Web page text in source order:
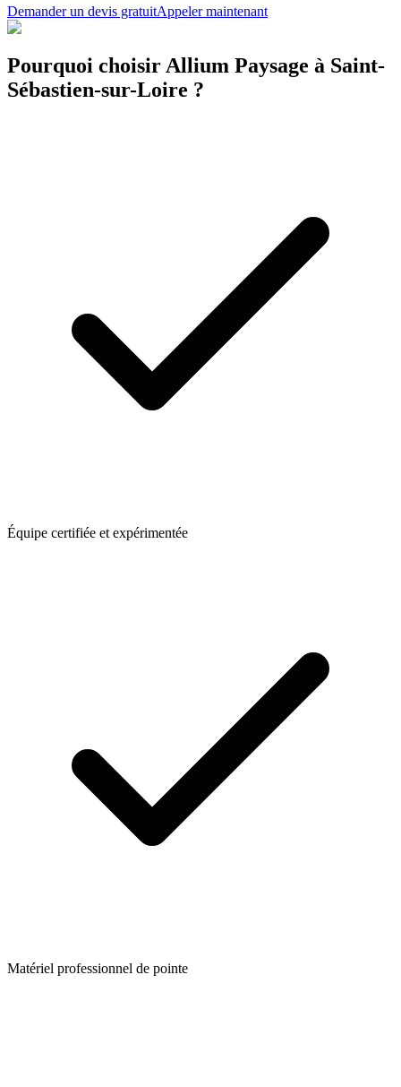
Demander un devis gratuitAppeler maintenant
Pourquoi choisir Allium Paysage à Saint-
Sébastien-sur-Loire ?
Équipe certifiée et expérimentée
Matériel professionnel de pointe